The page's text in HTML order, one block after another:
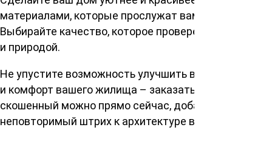
материалами, которые прослужат вам долгие годы.
Выбирайте качество, которое проверено временем
и природой.
Не упустите возможность улучшить внешний облик
и комфорт вашего жилища – заказать планкен
скошенный можно прямо сейчас, добавив
неповторимый штрих к архитектуре вашего дома.